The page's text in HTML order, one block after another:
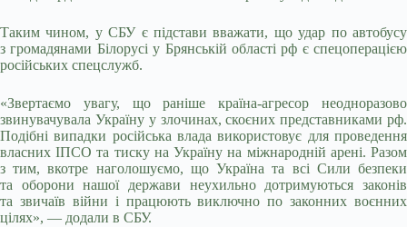
Таким чином, у СБУ є підстави вважати, що удар по автобусу
з громадянами Білорусі у Брянській області рф є спецоперацією
російських спецслужб.
«Звертаємо увагу, що раніше країна-агресор неодноразово
звинувачувала Україну у злочинах, скоєних представниками рф.
Подібні випадки російська влада використовує для проведення
власних ІПСО та тиску на Україну на міжнародній арені. Разом
з тим, вкотре наголошуємо, що Україна та всі Сили безпеки
та оборони нашої держави неухильно дотримуються законів
та звичаїв війни і працюють виключно по законних воєнних
цілях», — додали в СБУ.